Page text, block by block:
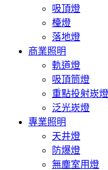
吸頂燈
檯燈
落地燈
商業照明
軌道燈
吸頂筒燈
重點投射崁燈
泛光崁燈
專業照明
天井燈
防爆燈
無塵室用燈